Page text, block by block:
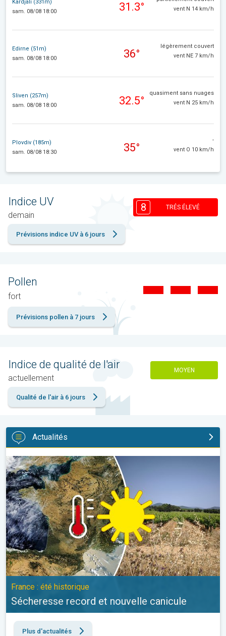
Kardjali (331m)
sam. 08/08 18:00
31.3°
vent N 14 km/h
Edirne (51m)
sam. 08/08 18:00
36°
légèrement couvert
vent NE 7 km/h
Sliven (257m)
sam. 08/08 18:00
32.5°
quasiment sans nuages
vent N 25 km/h
Plovdiv (185m)
sam. 08/08 18:30
35°
-
vent O 10 km/h
Indice UV
demain
8 TRÉS ÉLEVÉ
Prévisions indice UV à 6 jours
Pollen
fort
Prévisions pollen à 7 jours
Indice de qualité de l'air
actuellement
MOYEN
Qualité de l'air à 6 jours
Actualités
Sécheresse record et nouvelle canicule. France : été
France : été historique
Sécheresse record et nouvelle canicule
Plus d'actualités